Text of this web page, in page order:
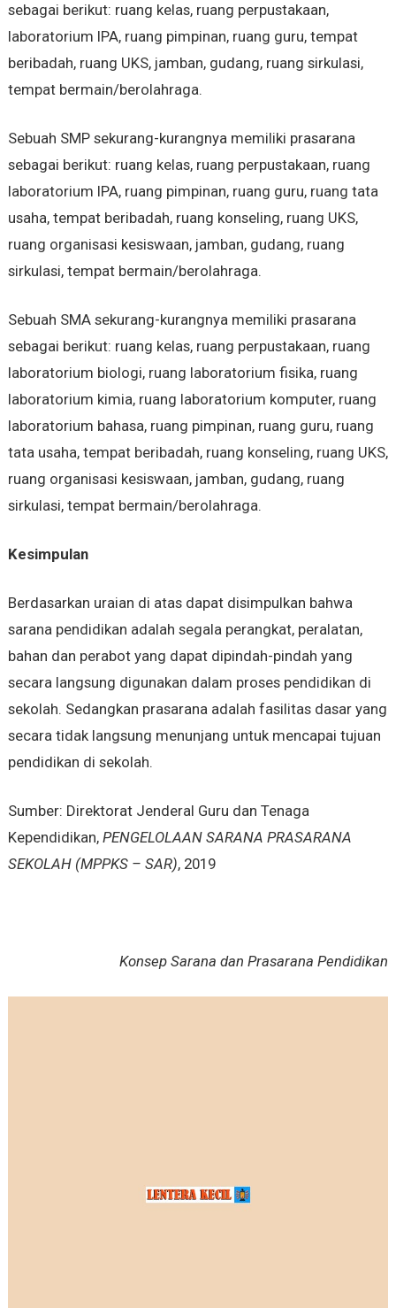
sebagai berikut: ruang kelas, ruang perpustakaan,
laboratorium IPA, ruang pimpinan, ruang guru, tempat
beribadah, ruang UKS, jamban, gudang, ruang sirkulasi,
tempat bermain/berolahraga.
Sebuah SMP sekurang-kurangnya memiliki prasarana
sebagai berikut: ruang kelas, ruang perpustakaan, ruang
laboratorium IPA, ruang pimpinan, ruang guru, ruang tata
usaha, tempat beribadah, ruang konseling, ruang UKS,
ruang organisasi kesiswaan, jamban, gudang, ruang
sirkulasi, tempat bermain/berolahraga.
Sebuah SMA sekurang-kurangnya memiliki prasarana
sebagai berikut: ruang kelas, ruang perpustakaan, ruang
laboratorium biologi, ruang laboratorium fisika, ruang
laboratorium kimia, ruang laboratorium komputer, ruang
laboratorium bahasa, ruang pimpinan, ruang guru, ruang
tata usaha, tempat beribadah, ruang konseling, ruang UKS,
ruang organisasi kesiswaan, jamban, gudang, ruang
sirkulasi, tempat bermain/berolahraga.
Kesimpulan
Berdasarkan uraian di atas dapat disimpulkan bahwa
sarana pendidikan adalah segala perangkat, peralatan,
bahan dan perabot yang dapat dipindah-pindah yang
secara langsung digunakan dalam proses pendidikan di
sekolah. Sedangkan prasarana adalah fasilitas dasar yang
secara tidak langsung menunjang untuk mencapai tujuan
pendidikan di sekolah.
Sumber: Direktorat Jenderal Guru dan Tenaga
Kependidikan, PENGELOLAAN SARANA PRASARANA
SEKOLAH (MPPKS – SAR), 2019
Konsep Sarana dan Prasarana Pendidikan